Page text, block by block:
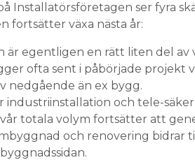
Installatörsföretagen ser fyra
fortsätter växa nästa år:
är egentligen en rätt liten del av
ofta sent i påbörjade projekt
nedgående än ex bygg.
industriinstallation och tele-
totala volym fortsätter att
och renovering bidrar